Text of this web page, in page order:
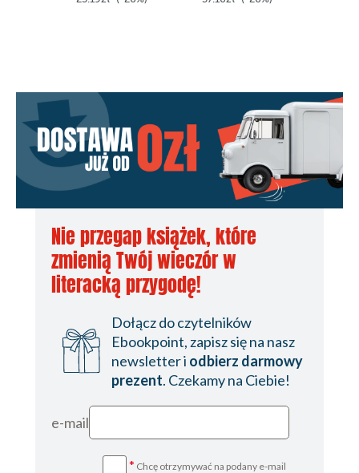
Nie przegap książek, które
zmienią Twój wieczór w
literacką przygodę!
Dołącz do czytelników
Ebookpoint, zapisz się na nasz
newsletter i odbierz darmowy
prezent. Czekamy na Ciebie!
e-mail
* Chcę otrzymywać na podany e-mail